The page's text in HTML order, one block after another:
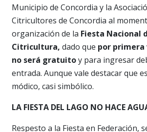
Municipio de Concordia y la
Citricultores de Concordia al
organización de la Fiesta Nacional
Citricultura, dado que por primera
no será gratuitoy para ingresar
entrada. Aunque vale destacar que
módico, casi simbólico.
LA FIESTA DEL LAGO NO HACE
Respesto a la Fiesta en Federación,